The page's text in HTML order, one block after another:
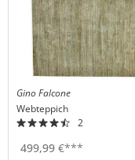
Gino Falcone
Webteppich
2
499,99 €***